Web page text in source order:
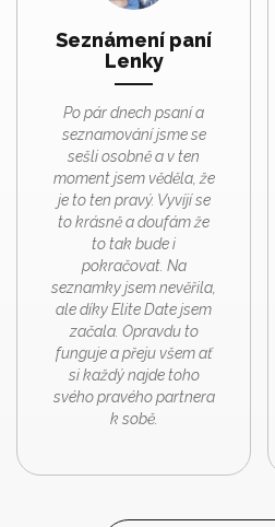
Seznámení paní
Lenky
Po pár dnech psaní a
seznamování jsme se
sešli osobně a v ten
moment jsem věděla, že
je to ten pravý. Vyvíjí se
to krásně a doufám že
to tak bude i
pokračovat. Na
seznamky jsem nevěřila,
ale díky Elite Date jsem
začala. Opravdu to
funguje a přeju všem ať
si každý najde toho
svého pravého partnera
k sobě.